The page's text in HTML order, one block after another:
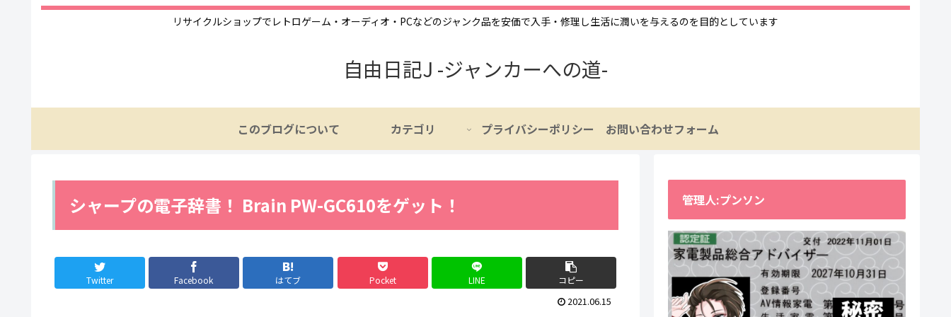
リサイクルショップでレトロゲーム・オーディオ・PCなどのジャンク品を安価で入手・修理し生活に潤いを与えるのを目的としています
自由日記J -ジャンカーへの道-
このブログについて カテゴリ プライバシーポリシー お問い合わせフォーム
シャープの電子辞書！ Brain PW-GC610をゲット！
Twitter Facebook はてブ Pocket LINE コピー
2021.06.15
管理人:プンソン